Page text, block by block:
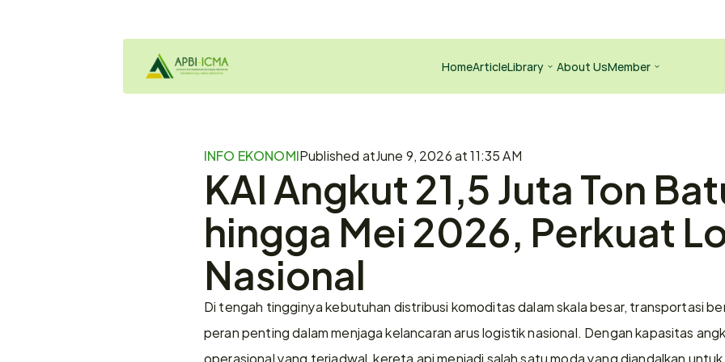
HomeArticleLibrary About UsMember
INFO EKONOMIPublished atJune 9, 2026 at 11:35 AM
KAI Angkut 21,5 Juta Ton
hingga Mei 2026, Perkuat
Nasional
Di tengah tingginya kebutuhan distribusi komoditas dalam skala besar, transportasi
peran penting dalam menjaga kelancaran arus logistik nasional. Dengan kapasitas
operasional yang terjadwal, kereta api menjadi salah satu moda yang diandalkan